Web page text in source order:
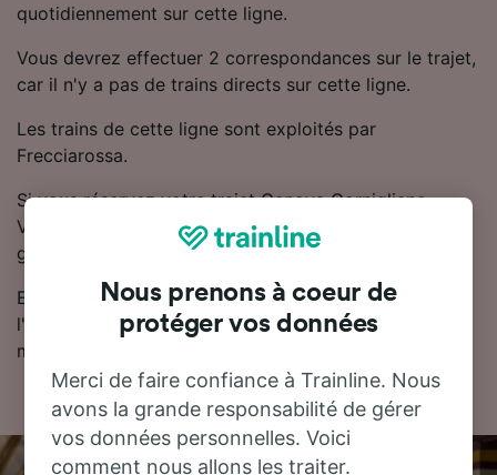
quotidiennement sur cette ligne.
Vous devrez effectuer 2 correspondances sur le trajet,
car il n'y a pas de trains directs sur cette ligne.
Les trains de cette ligne sont exploités par
Frecciarossa.
Si vous réservez votre trajet Genova Cornigliano -
Venise à l'avance, les billets de train sont
généralement moins chers.
Essayez notre planificateur de voyage pour trouver
l'horaire, le billet et le prix qui vous conviennent le
mieux.
Nous prenons à coeur de
protéger vos données
Merci de faire confiance à Trainline. Nous
avons la grande responsabilité de gérer
vos données personnelles. Voici
comment nous allons les traiter.